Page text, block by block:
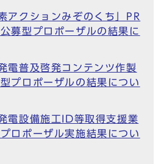
アクションみぞのくち」PR
募型プロポーザルの結果に
電普及啓発コンテンツ作製
プロポーザルの結果につい
電設備施工ID等取得支援業
ロポーザル実施結果につい